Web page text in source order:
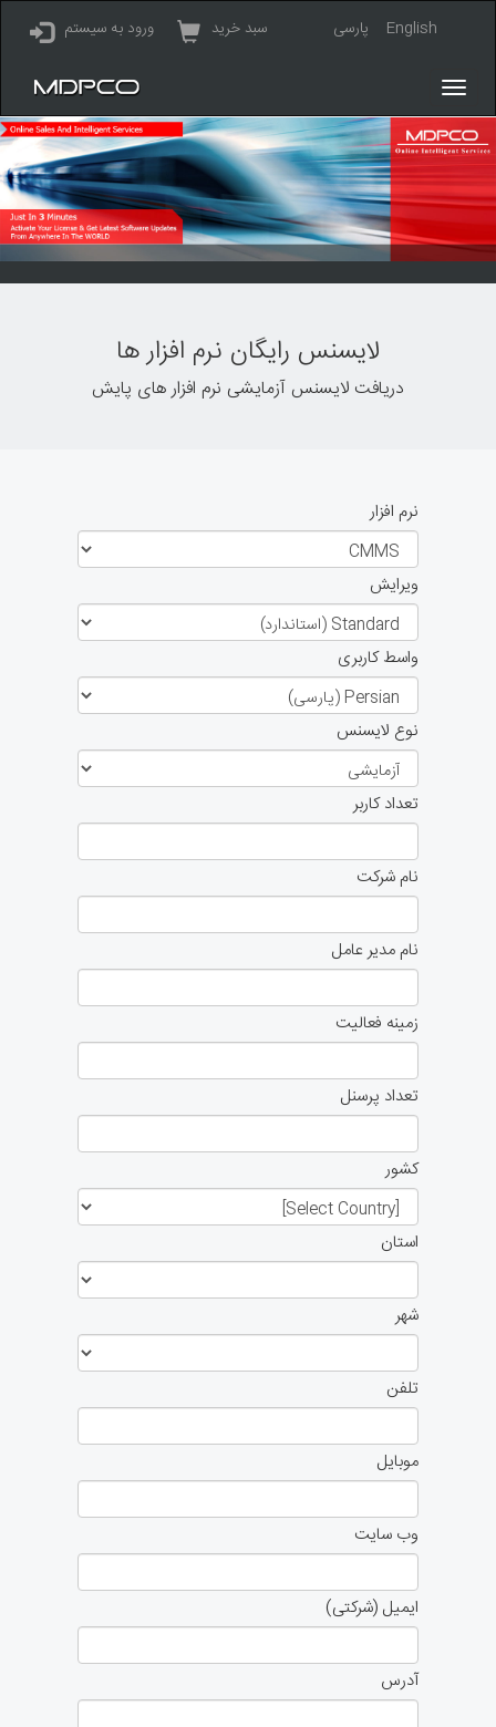
پارسی English ورود به سیستم سبد خرید
لایسنس رایگان نرم افزار ها
دریافت لایسنس آزمایشی نرم افزار های پایش
نرم افزار
ویرایش
واسط کاربری
نوع لایسنس
تعداد کاربر
نام شرکت
نام مدیر عامل
زمینه فعالیت
تعداد پرسنل
کشور
استان
شهر
تلفن
موبایل
وب سایت
ایمیل (شرکتی)
آدرس